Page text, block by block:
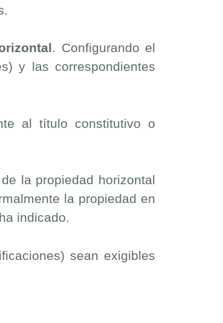
. Configurando el
y las correspondientes
al título constitutivo o
la propiedad horizontal
la propiedad en
indicado.
sean exigibles